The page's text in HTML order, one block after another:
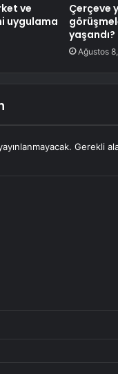
ve
uygulama
Çerçeve
yaşandı?
Ağustos
Gerekli